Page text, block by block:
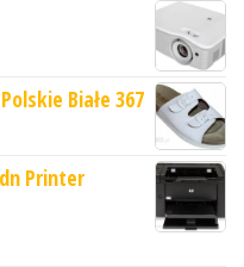
Białe 367
Printer